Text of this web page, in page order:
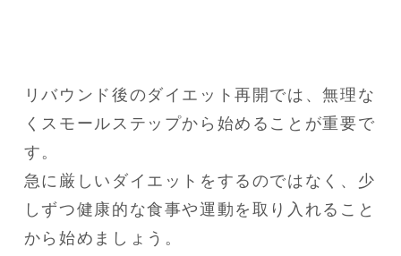
リバウンド後のダイエット再開では、無理な
くスモールステップから始めることが重要で
す。
急に厳しいダイエットをするのではなく、少
しずつ健康的な食事や運動を取り入れること
から始めましょう。